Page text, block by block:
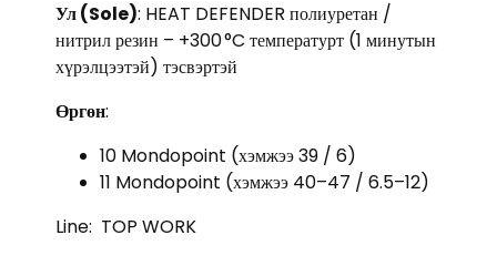
Ул (Sole): HEAT DEFENDER полиуретан /
нитрил резин – +300 °C температурт (1 минутын
хүрэлцээтэй) тэсвэртэй
Өргөн:
10 Mondopoint (хэмжээ 39 / 6)
11 Mondopoint (хэмжээ 40–47 / 6.5–12)
Line: TOP WORK